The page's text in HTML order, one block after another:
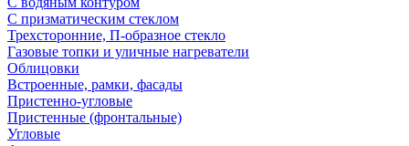
С призматическим стеклом
Трехсторонние, П-образное стекло
Газовые топки и уличные нагреватели
Облицовки
Встроенные, рамки, фасады
Пристенно-угловые
Пристенные (фронтальные)
Угловые